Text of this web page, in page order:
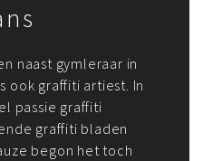
naast gymleraar in
ook graffiti artiest. In
passie graffiti
graffiti bladen
begon het toch